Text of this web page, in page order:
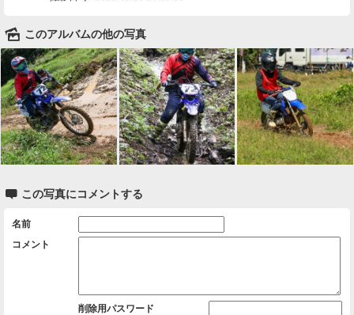
🌄 このアルバムの他の写真
 この写真にコメントする
名前
コメント
削除用パスワード